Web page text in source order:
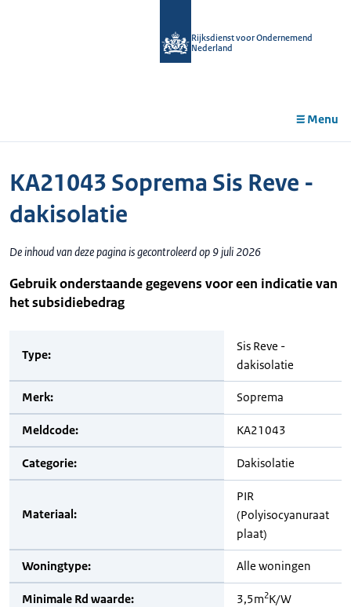
Rijksdienst voor Ondernemend
Nederland
Menu
KA21043 Soprema Sis Reve -
dakisolatie
De inhoud van deze pagina is gecontroleerd op 9 juli 2026
Gebruik onderstaande gegevens voor een indicatie van
het subsidiebedrag
Type:
Sis Reve -
dakisolatie
Merk: Soprema
Meldcode: KA21043
Categorie: Dakisolatie
Materiaal:
PIR
(Polyisocyanuraat
plaat)
Woningtype: Alle woningen
Minimale Rd waarde: 3,5m2K/W